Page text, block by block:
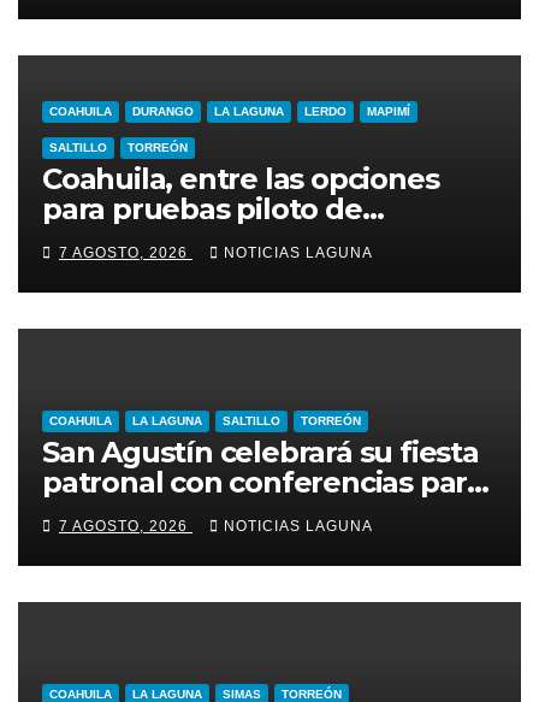
COAHUILA DURANGO LA LAGUNA LERDO MAPIMÍ
SALTILLO TORREÓN
Coahuila, entre las opciones
para pruebas piloto de
extracción de gas
7 AGOSTO, 2026 NOTICIAS LAGUNA
COAHUILA LA LAGUNA SALTILLO TORREÓN
San Agustín celebrará su fiesta
patronal con conferencias para
jóvenes y familias
7 AGOSTO, 2026 NOTICIAS LAGUNA
COAHUILA LA LAGUNA SIMAS TORREÓN